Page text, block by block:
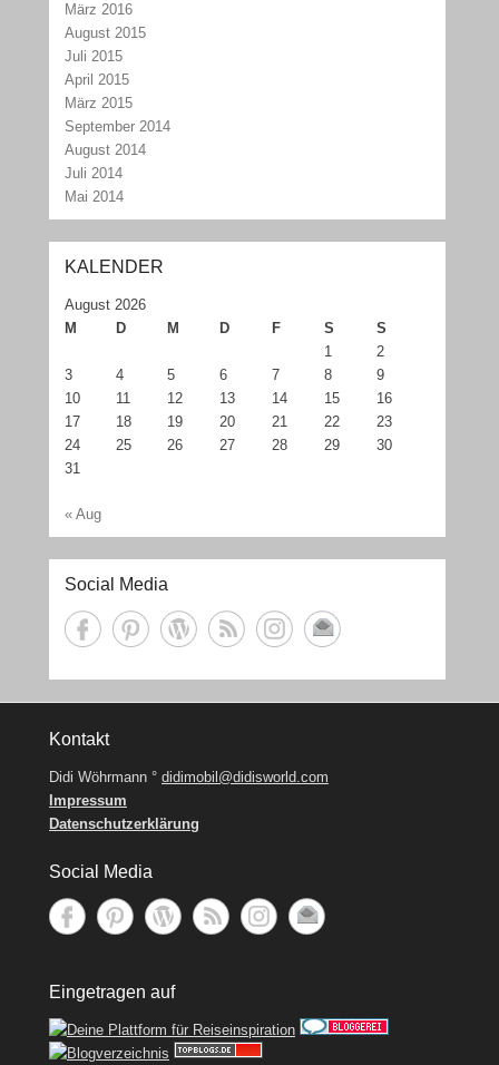
März 2016
August 2015
Juli 2015
April 2015
März 2015
September 2014
August 2014
Juli 2014
Mai 2014
KALENDER
August 2026
M
D M D F S
S
1
2
3
4 5 6 7 8
9
10
11 12 13 14 15
16
17
18 19 20 21 22
23
24
25 26 27 28 29
30
31
« Aug
Social Media
Kontakt
Didi Wöhrmann ° didimobil@didisworld.com
Impressum
Datenschutzerklärung
Social Media
Eingetragen auf